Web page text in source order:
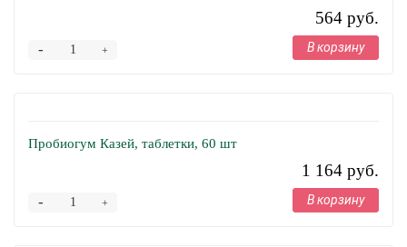
564 руб.
+
- В корзину
Пробиогум Казей, таблетки, 60 шт
1 164 руб.
+
- В корзину